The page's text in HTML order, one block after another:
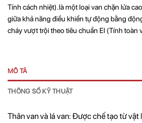
Tính cách nhiệt).là một loại van chặn lửa
giữa khả năng điều khiển tự động bằng
cháy vượt trội theo tiêu chuẩn EI (Tính toàn
MÔ TẢ
THÔNG SỐ KỸ THUẬT
Thân van và lá van: Được chế tạo từ vật